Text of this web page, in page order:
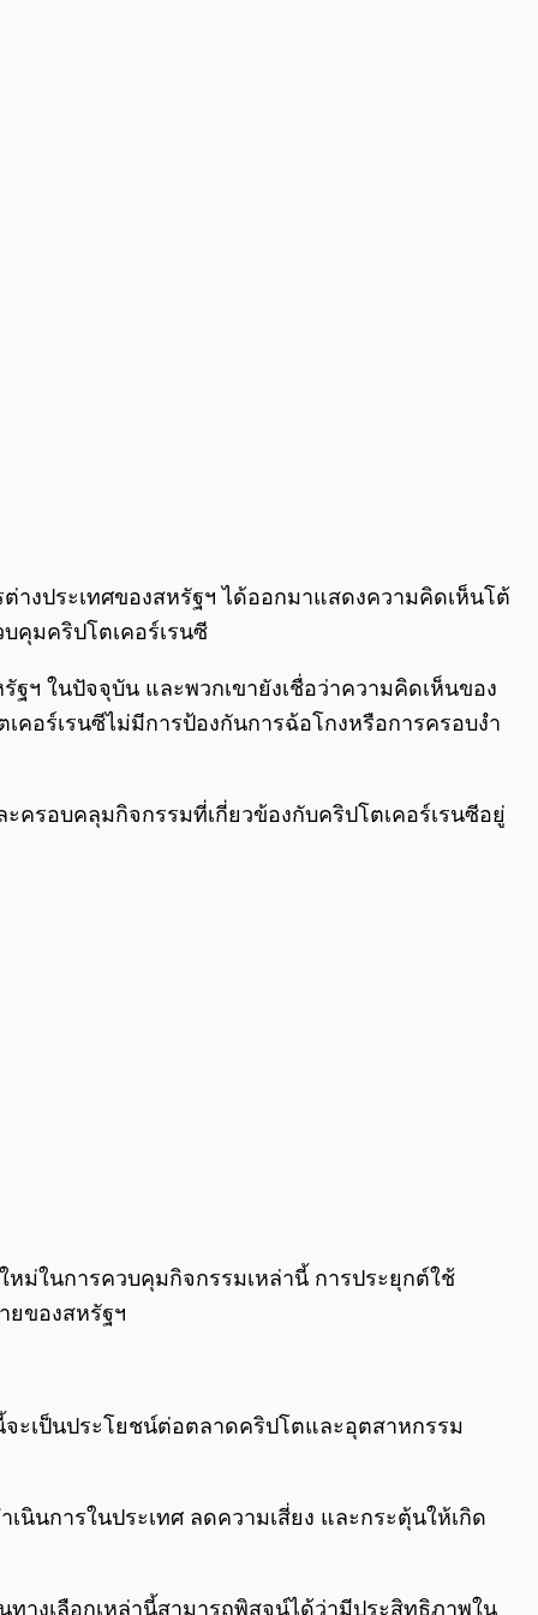
0:00
างประเทศของสหรัฐฯ ได้ออกมาแสดงความคิดเห็นโต้
คุมคริปโตเคอร์เรนซี
ฐฯ ในปัจจุบัน และพวกเขายังเชื่อว่าความคิดเห็นของ
อร์เรนซีไม่มีการป้องกันการฉ้อโกงหรือการครอบงำ
ครอบคลุมกิจกรรมที่เกี่ยวข้องกับคริปโตเคอร์เรนซีอยู่
ม่ในการควบคุมกิจกรรมเหล่านี้ การประยุกต์ใช้
ยของสหรัฐฯ
ะเป็นประโยชน์ต่อตลาดคริปโตและอุตสาหกรรม
นินการในประเทศ ลดความเสี่ยง และกระตุ้นให้เกิด
ทางเลือกเหล่านี้สามารถพิสูจน์ได้ว่ามีประสิทธิภาพใน